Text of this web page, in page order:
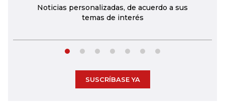
Noticias personalizadas, de acuerdo a sus
temas de interés
SUSCRÍBASE YA